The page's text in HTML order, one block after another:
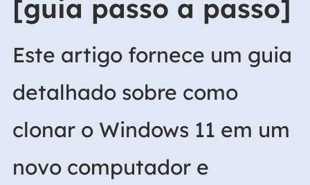
[guia passo a passo]
Este artigo fornece um guia
detalhado sobre como
clonar o Windows 11 em um
novo computador e